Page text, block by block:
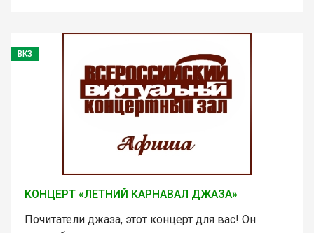
ВКЗ
КОНЦЕРТ «ЛЕТНИЙ КАРНАВАЛ ДЖАЗА»
Почитатели джаза, этот концерт для вас! Он